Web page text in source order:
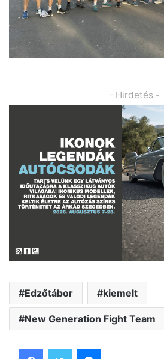
- Hirdetés -
Edzőtábor kiemelt
New Generation Fight Team